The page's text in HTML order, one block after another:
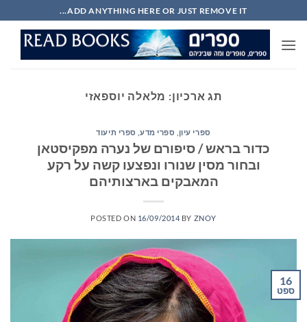
to
content
ADD ANYTHING HERE OR JUST REMOVE IT...
תג ארכיון: מלאלה יוספאזי
ספרי עיון, ספרי מדע, ספרי תיעוד
כדור בראש / סיפורם של נערה מפקיסטאן
ובחור מסין שנורו ונפצעו קשה על רקע
המאבקים בארצותיהם
POSTED ON 16/09/2014 BY ZNOY
16
ספט